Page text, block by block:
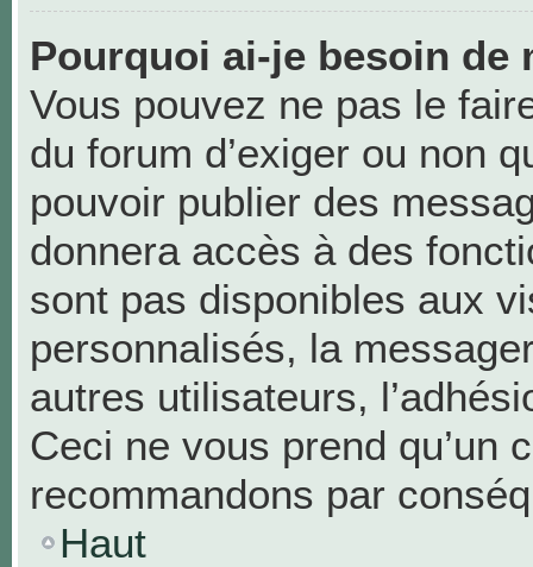
Pourquoi ai-je besoin de
Vous pouvez ne pas le
du forum d’exiger ou non
pouvoir publier des
donnera accès à des
sont pas disponibles aux
personnalisés, la
autres utilisateurs,
Ceci ne vous prend qu’un
recommandons par
Haut